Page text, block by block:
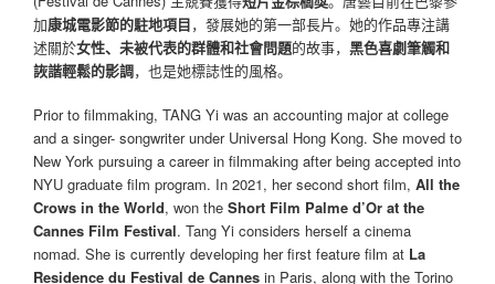
加康城電影節的駐地項目，發展她的第一部長片。她的作品專注講
述關於女性、未被代表的群體和社會問題的故事， 黑色喜劇筆觸和
詼諧輕鬆的影調，也是她標誌性的風格。
Prior to filmmaking, TANG Yi was an accounting major at college
and a singer- songwriter under Universal Hong Kong. She moved to
New York pursuing a career in filmmaking after being accepted into
NYU graduate film program. In 2021, her second short film, All the
Crows in the World, won the Short Film Palme d’Or at the
Cannes Film Festival. Tang Yi considers herself a cinema
nomad. She is currently developing her first feature film at La
Residence du Festival de Cannes in Paris, along with the Torino